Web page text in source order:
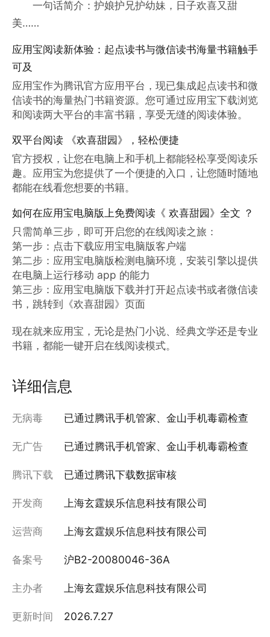
一句话简介：护娘护兄护幼妹，日子欢喜又甜
美……
应用宝阅读新体验：起点读书与微信读书海量书籍触手
可及
应用宝作为腾讯官方应用平台，现已集成起点读书和微
信读书的海量热门书籍资源。您可通过应用宝下载浏览
和阅读两大平台的丰富书籍，享受无缝的阅读体验。
双平台阅读 《欢喜甜园》，轻松便捷
官方授权，让您在电脑上和手机上都能轻松享受阅读乐
趣。应用宝为您提供了一个便捷的入口，让您随时随地
都能在线看您想要的书籍。
如何在应用宝电脑版上免费阅读《 欢喜甜园》全文 ？
只需简单三步，即可开启您的在线阅读之旅：
第一步：点击下载应用宝电脑版客户端
第二步：应用宝电脑版检测电脑环境，安装引擎以提供
在电脑上运行移动 app 的能力
第三步：应用宝电脑版下载并打开起点读书或者微信读
书，跳转到《欢喜甜园》页面
现在就来应用宝，无论是热门小说、经典文学还是专业
书籍，都能一键开启在线阅读模式。
详细信息
无病毒 已通过腾讯手机管家、金山手机毒霸检查
无广告 已通过腾讯手机管家、金山手机毒霸检查
腾讯下载 已通过腾讯下载数据审核
开发商 上海玄霆娱乐信息科技有限公司
运营商 上海玄霆娱乐信息科技有限公司
备案号 沪B2-20080046-36A
主办者 上海玄霆娱乐信息科技有限公司
更新时间 2026.7.27